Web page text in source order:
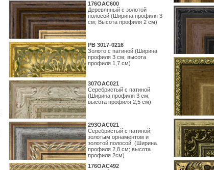
176OAC600
Деревянный с золотой
полосой (Ширина профиля 3
см; Высота профиля 2 см)
PB 3017-0216
Золото с патиной (Ширина
профиля 3 см; высота
профиля 1,7 см)
307OAC021
Серебристый с патиной
(Ширина профиля 3 см;
высота профиля 2,5 см)
293OAC021
Серебристый с патиной,
золотым орнаментом и
золотой полосой. (Ширина
профиля 2,8 см; высота
профиля 2см)
176OAC492